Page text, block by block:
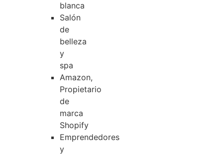
blanca
Salón
de
belleza
y
spa
Amazon,
Propietario
de
marca
Shopify
Emprendedores
y